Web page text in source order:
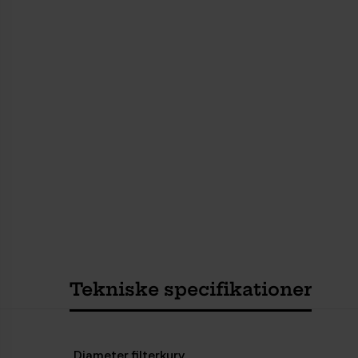
Tekniske specifikationer
Diameter filterkurv